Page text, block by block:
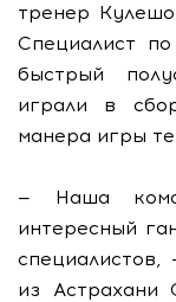
тренер
Специалист
быстрый
играли в
манера игры
— Наша
интересный
из Астрахани